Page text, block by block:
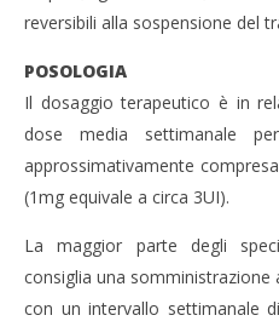
reversibili alla sospensione del
POSOLOGIA
Il dosaggio terapeutico è in
dose media settimanale
approssimativamente
(1mg equivale a circa 3UI).
La maggior parte degli
consiglia una somministrazione
con un intervallo settimanale